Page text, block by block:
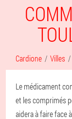
Cardione Villes
Le médicament
et les comprimés
aidera à faire face